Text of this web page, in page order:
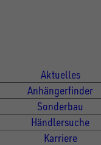
Aktuelles
Anhängerfinder
Sonderbau
Händlersuche
Karriere